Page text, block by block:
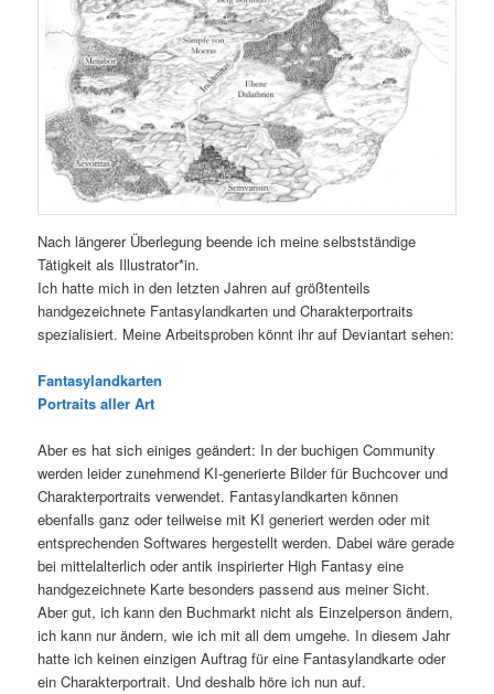
Nach längerer Überlegung beende ich meine selbstständige
Tätigkeit als Illustrator*in.
Ich hatte mich in den letzten Jahren auf größtenteils
handgezeichnete Fantasylandkarten und Charakterportraits
spezialisiert. Meine Arbeitsproben könnt ihr auf Deviantart sehen:
Fantasylandkarten
Portraits aller Art
Aber es hat sich einiges geändert: In der buchigen Community
werden leider zunehmend KI-generierte Bilder für Buchcover und
Charakterportraits verwendet. Fantasylandkarten können
ebenfalls ganz oder teilweise mit KI generiert werden oder mit
entsprechenden Softwares hergestellt werden. Dabei wäre gerade
bei mittelalterlich oder antik inspirierter High Fantasy eine
handgezeichnete Karte besonders passend aus meiner Sicht.
Aber gut, ich kann den Buchmarkt nicht als Einzelperson ändern,
ich kann nur ändern, wie ich mit all dem umgehe. In diesem Jahr
hatte ich keinen einzigen Auftrag für eine Fantasylandkarte oder
ein Charakterportrait. Und deshalb höre ich nun auf.